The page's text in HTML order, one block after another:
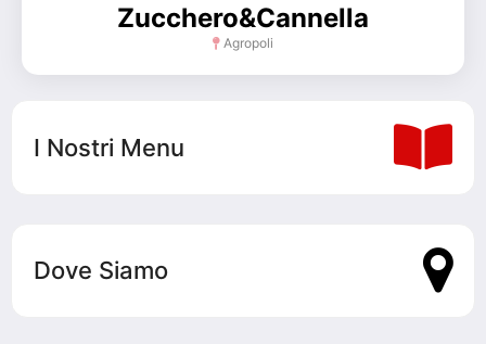
Zucchero&Cannella
Agropoli
I Nostri Menu
Dove Siamo